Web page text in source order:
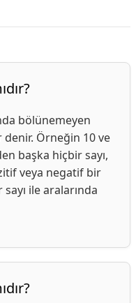
bölünemeyen
denir. Örneğin 10 ve
başka hiçbir sayı,
veya negatif bir
ile aralarında